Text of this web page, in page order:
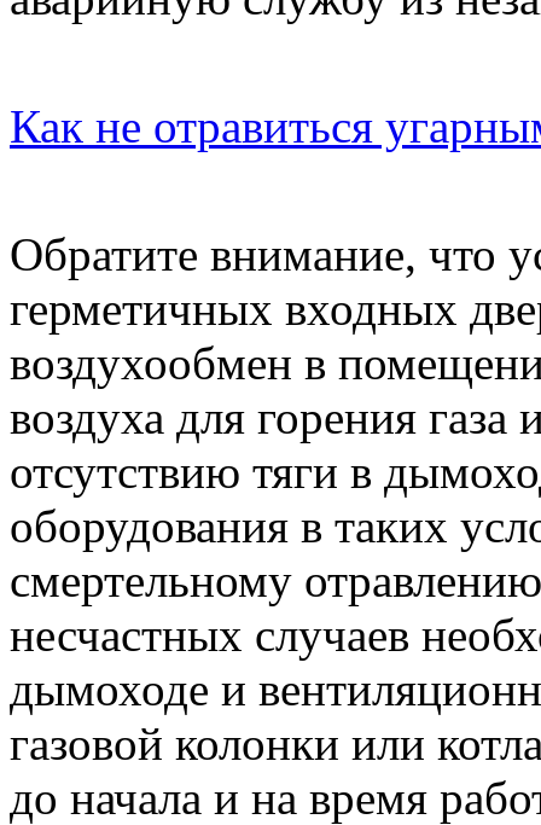
Как не отравиться
Обратите внимание, что
герметичных входных
воздухообмен в
воздуха для горения
отсутствию тяги в
оборудования в таких
смертельному
несчастных случаев
дымоходе и
газовой колонки или
до начала и на время